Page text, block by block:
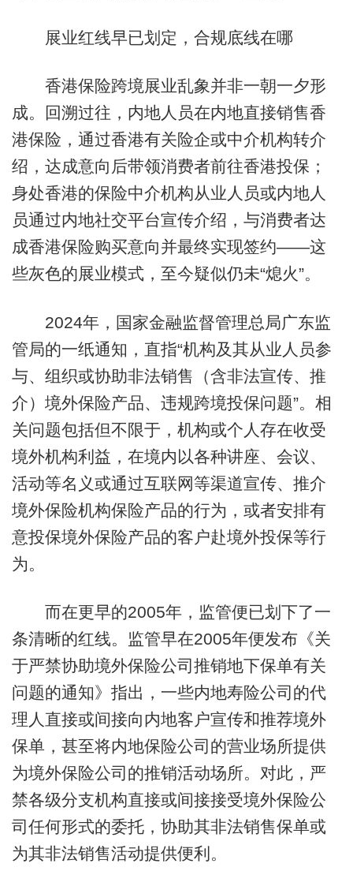
展业红线早已划定，合规底线在哪
香港保险跨境展业乱象并非一朝一夕形
成。回溯过往，内地人员在内地直接销售香
港保险，通过香港有关险企或中介机构转介
绍，达成意向后带领消费者前往香港投保；
身处香港的保险中介机构从业人员或内地人
员通过内地社交平台宣传介绍，与消费者达
成香港保险购买意向并最终实现签约——这
些灰色的展业模式，至今疑似仍未“熄火”。
2024年，国家金融监督管理总局广东监
管局的一纸通知，直指“机构及其从业人员参
与、组织或协助非法销售（含非法宣传、推
介）境外保险产品、违规跨境投保问题”。相
关问题包括但不限于，机构或个人存在收受
境外机构利益，在境内以各种讲座、会议、
活动等名义或通过互联网等渠道宣传、推介
境外保险机构保险产品的行为，或者安排有
意投保境外保险产品的客户赴境外投保等行
为。
而在更早的2005年，监管便已划下了一
条清晰的红线。监管早在2005年便发布《关
于严禁协助境外保险公司推销地下保单有关
问题的通知》指出，一些内地寿险公司的代
理人直接或间接向内地客户宣传和推荐境外
保单，甚至将内地保险公司的营业场所提供
为境外保险公司的推销活动场所。对此，严
禁各级分支机构直接或间接接受境外保险公
司任何形式的委托，协助其非法销售保单或
为其非法销售活动提供便利。